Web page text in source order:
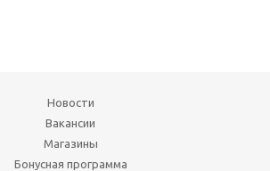
Новости
Вакансии
Магазины
Бонусная программа